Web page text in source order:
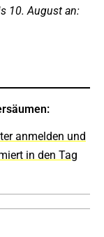
10. August an:
anmelden und
in den Tag